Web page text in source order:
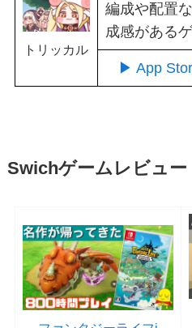
トリッカル
編成や配置
成感がある
▶ App
Swichゲームレビュー